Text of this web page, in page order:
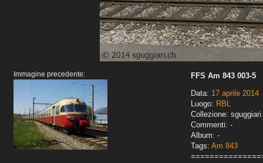
Immagine precedente:
FFS Am 843 003-5
Data: 17 aprile 2014
Luogo: RBL
Collezione:
Commenti: -
Album: -
Tags: Am 843